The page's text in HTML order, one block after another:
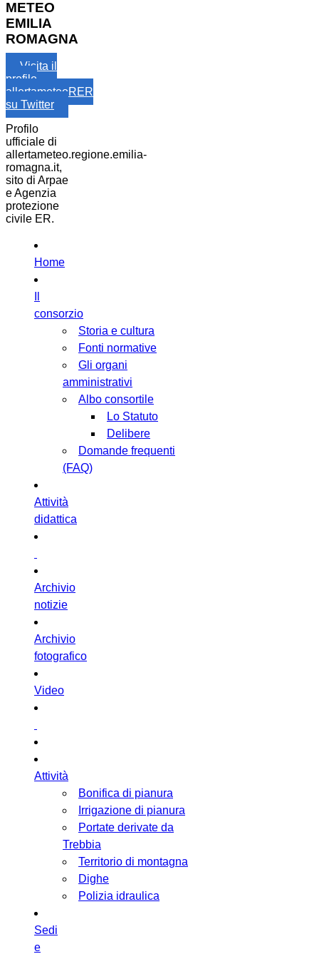
METEO
EMILIA
ROMAGNA
Visita il
profilo
allertameteoRER
su Twitter
Profilo
ufficiale di
allertameteo.regione.emilia-
romagna.it,
sito di Arpae
e Agenzia
protezione
civile ER.
Home
consorzio
Storia e cultura
Fonti normative
Gli organi
amministrativi
Albo consortile
Lo Statuto
Delibere
Domande frequenti
(FAQ)
Attività
didattica
Archivio
notizie
Archivio
fotografico
Video
Attività
Bonifica di pianura
Irrigazione di pianura
Portate derivate da
Trebbia
Territorio di montagna
Dighe
Polizia idraulica
Sedi
e